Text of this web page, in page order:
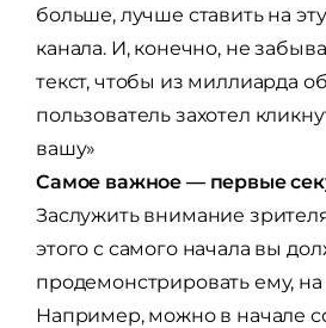
больше, лучше ставить на
канала. И, конечно, не
текст, чтобы из миллиарда
пользователь захотел
вашу»
Самое важное — первые
Заслужить внимание
этого с самого начала вы
продемонстрировать ему,
Например, можно в начале